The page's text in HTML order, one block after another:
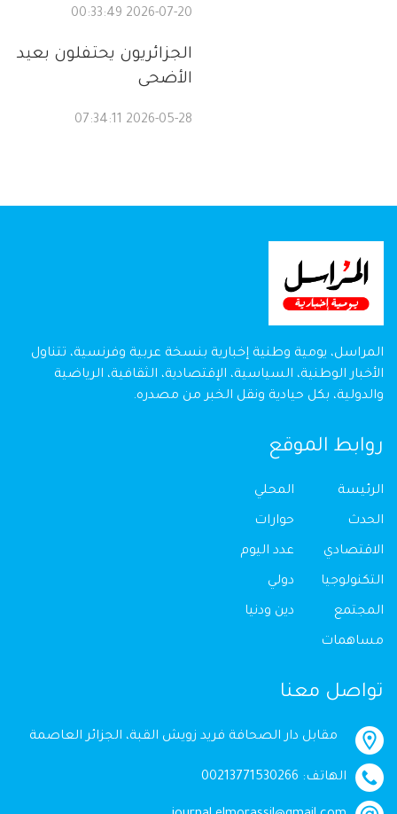
2026-07-20 00:33:49
الجزائريون يحتفلون بعيد
الأضحى
2026-05-28 07:34:11
المراسل، يومية وطنية إخبارية بنسخة عربية وفرنسية، تتناول
الأخبار الوطنية، السياسية، الإقتصادية، الثقافية، الرياضية
والدولية، بكل حيادية ونقل الخبر من مصدره.
روابط الموقع
الرئيسة
الحدث
الاقتصادي
التكنولوجيا
المجتمع
مساهمات
المحلي
حوارات
عدد اليوم
دولي
دين ودنيا
تواصل معنا
مقابل دار الصحافة فريد زويش القبة، الجزائر العاصمة
الهاتف: 00213771530266